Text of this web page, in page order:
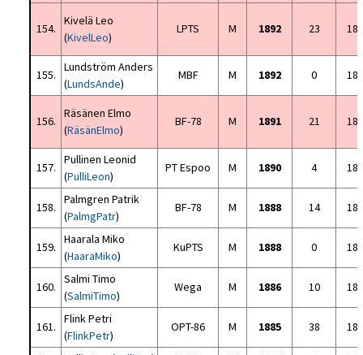
154.
Kivelä Leo
(KivelLeo)
LPTS M 1892 23
155.
Lundström Anders
(LundsAnde)
MBF M 1892 0
156.
Räsänen Elmo
(RäsänElmo)
BF-78 M 1891 21
157.
Pullinen Leonid
(PulliLeon)
PT Espoo M 1890 4
158.
Palmgren Patrik
(PalmgPatr)
BF-78 M 1888 14
159.
Haarala Miko
(HaaraMiko)
KuPTS M 1888 0
160.
Salmi Timo
(SalmiTimo)
Wega M 1886 10
161.
Flink Petri
(FlinkPetr)
OPT-86 M 1885 38